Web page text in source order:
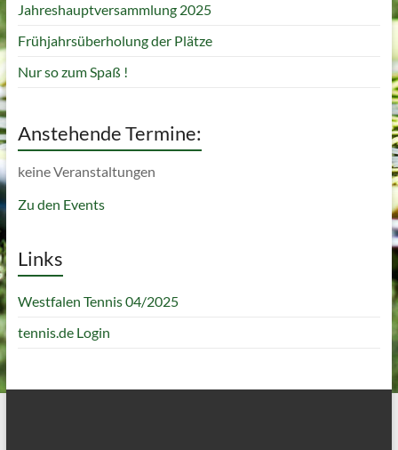
Jahreshauptversammlung 2025
Frühjahrsüberholung der Plätze
Nur so zum Spaß !
Anstehende Termine:
keine Veranstaltungen
Zu den Events
Links
Westfalen Tennis 04/2025
tennis.de Login